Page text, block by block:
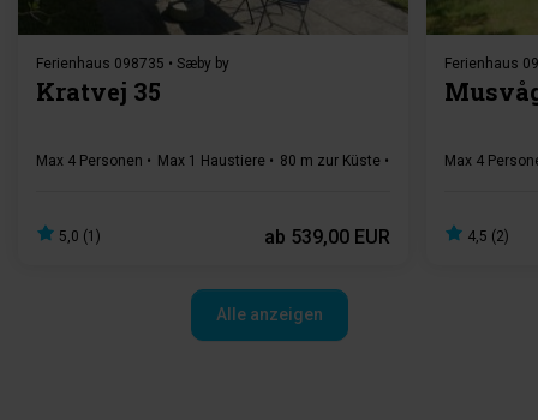
Ferienhaus 098735 • Sæby by
Kratvej 35
Max 4 Personen Max 1 Haustiere 80 m zur Küste 2 Schlafzimmer
5,0 (1) ab 539,00 EUR
Ferienhaus
Max 4
4,5 (2)
Alle anzeigen